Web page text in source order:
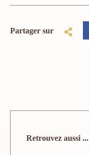
Partager sur
Retrouvez aussi ...